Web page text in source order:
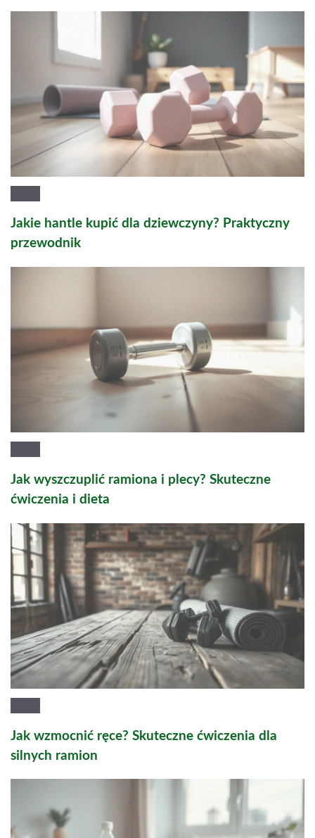
Jakie hantle kupić dla dziewczyny? Praktyczny
przewodnik
Jak wyszczuplić ramiona i plecy? Skuteczne
ćwiczenia i dieta
Jak wzmocnić ręce? Skuteczne ćwiczenia dla
silnych ramion